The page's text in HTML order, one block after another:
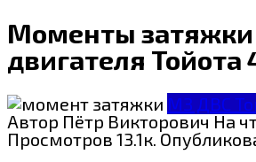
Моменты затяжки
двигателя Тойота
МЗ ДВС
Автор Пётр ВикторовичНа
Просмотров 13.1к.